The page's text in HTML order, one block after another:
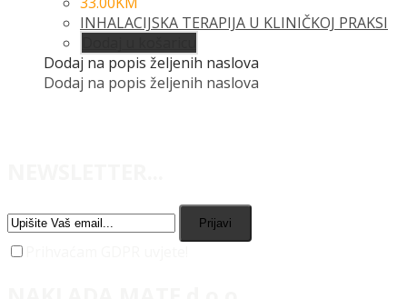
INHALACIJSKA TERAPIJA U KLINIČKOJ PRAKSI
Dodaj na popis željenih naslova
Dodaj na popis željenih naslova
Prijavi